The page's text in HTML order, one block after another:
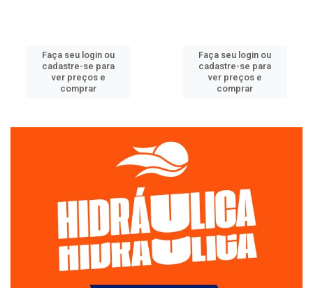
Faça seu login ou
cadastre-se para
ver preços e
comprar
Faça seu login ou
cadastre-se para
ver preços e
comprar